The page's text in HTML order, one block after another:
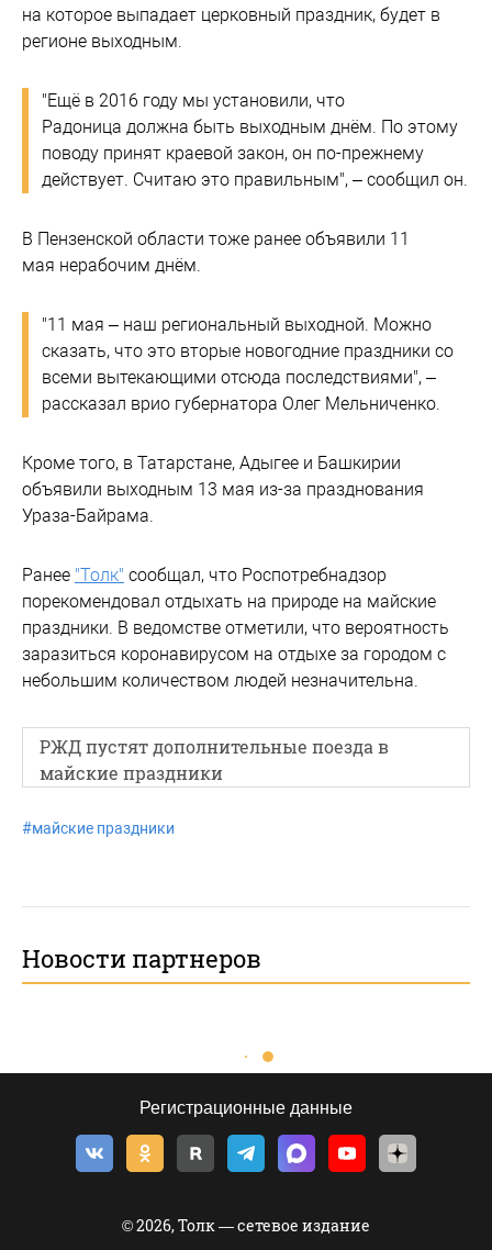
на которое выпадает церковный праздник, будет в
регионе выходным.
"Ещё в 2016 году мы установили, что
Радоница должна быть выходным днём. По этому
поводу принят краевой закон, он по-прежнему
действует. Считаю это правильным", – сообщил он.
В Пензенской области тоже ранее объявили 11
мая нерабочим днём.
"11 мая – наш региональный выходной. Можно
сказать, что это вторые новогодние праздники со
всеми вытекающими отсюда последствиями", –
рассказал врио губернатора Олег Мельниченко.
Кроме того, в Татарстане, Адыгее и Башкирии
объявили выходным 13 мая из-за празднования
Ураза-Байрама.
Ранее "Толк" сообщал, что Роспотребнадзор
порекомендовал отдыхать на природе на майские
праздники. В ведомстве отметили, что вероятность
заразиться коронавирусом на отдыхе за городом с
небольшим количеством людей незначительна.
РЖД пустят дополнительные поезда в
майские праздники
#майские праздники
Новости партнеров
Регистрационные данные
© 2026, Толк — сетевое издание